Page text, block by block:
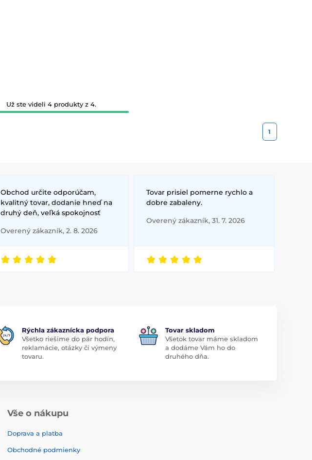
Už ste videli 4 produkty z 4.
1
Obchod určite odporúčam,
kvalitný tovar, dodanie hneď na
druhý deň, veľká spokojnosť
Overený zákazník, 2. 8. 2026
Tovar prisiel pomerne rychlo a
dobre zabaleny.
Overený zákazník, 31. 7. 2026
Rýchla zákaznícka podpora
Všetko riešime do pár hodín,
reklamácie, otázky či výmeny
tovaru.
Tovar skladom
Všetok tovar máme skladom
a dodáme Vám ho do
druhého dňa.
Vše o nákupu
Doprava a platba
Obchodné podmienky